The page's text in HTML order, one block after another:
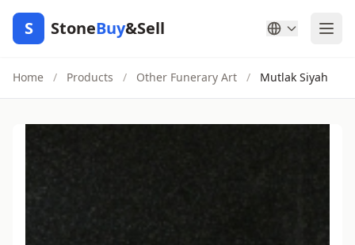
S StoneBuy&Sell
Home / Products / Other Funerary Art / Mutlak Siyah